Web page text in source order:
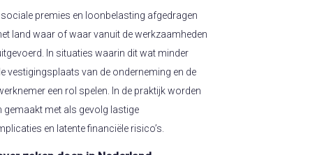
premies en loonbelasting afgedragen
land waar of waar vanuit de werkzaamheden
In situaties waarin dit wat minder
vestigingsplaats van de onderneming en de
een rol spelen. In de praktijk worden
gemaakt met als gevolg lastige
en latente financiële risico’s.